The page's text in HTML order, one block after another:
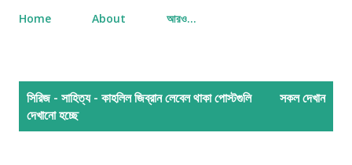
Home About আরও…
সিরিজ - সাহিত্য - কাহলিল জিব্রানলেবেল থাকা পোস্টগুলি
দেখানো হচ্ছে
সকল দেখান